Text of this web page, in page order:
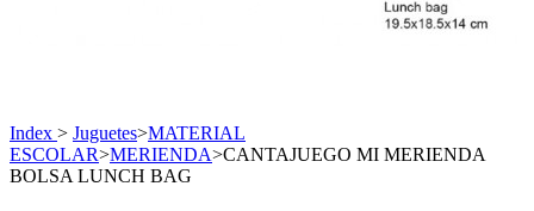
Index > Juguetes>MATERIAL
ESCOLAR>MERIENDA>CANTAJUEGO MI MERIENDA
BOLSA LUNCH BAG